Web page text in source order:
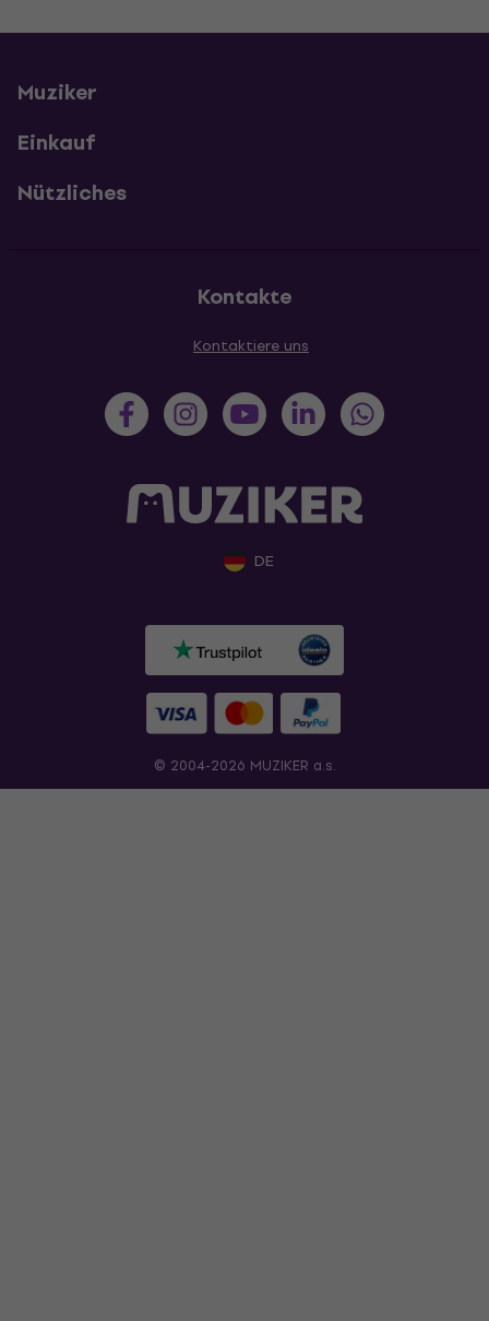
Muziker
Einkauf
Nützliches
Kontakte
Kontaktiere uns
DE
© 2004-2026 MUZIKER a.s.